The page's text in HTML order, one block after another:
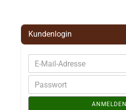
Kundenlogin
ANMELDEN